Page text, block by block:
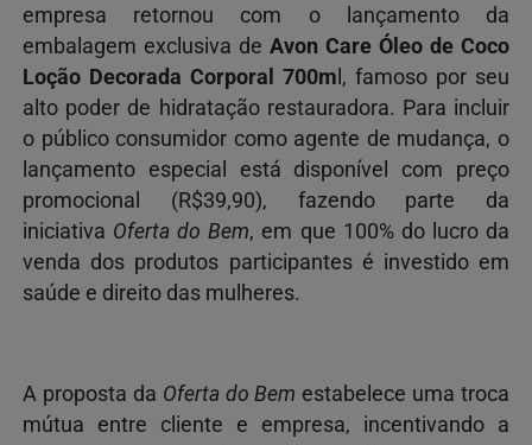
empresa retornou com o lançamento da
embalagem exclusiva de Avon Care Óleo de Coco
Loção Decorada Corporal 700m l, famoso por seu
alto poder de hidratação restauradora. Para incluir
o público consumidor como agente de mudança, o
lançamento especial está disponível com preço
promocional (R$39,90), fazendo parte da
iniciativa Oferta do Bem, em que 100% do lucro da
venda dos produtos participantes é investido em
saúde e direito das mulheres.
A proposta da Oferta do Bem estabelece uma troca
mútua entre cliente e empresa, incentivando a